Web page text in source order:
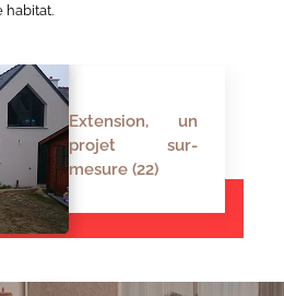
habitat.
Extension, un
projet sur-
mesure (22)